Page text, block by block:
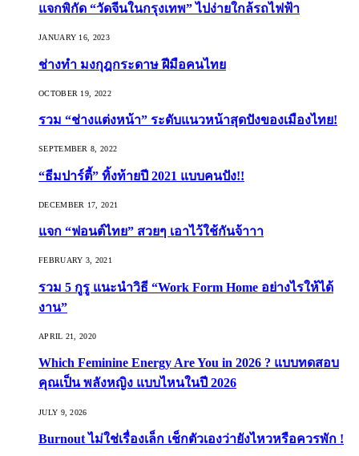
แจกพิกัด “วัดจีนในกรุงเทพ” ไปง่ายใกล้รถไฟฟ้า
JANUARY 16, 2023
ช่างทำ มงกุฎกระดาษ ฝีมือคนไทย
OCTOBER 19, 2022
รวม “ช่างแต่งหน้า” ระดับแนวหน้าสุดปังของเมืองไทย!
SEPTEMBER 8, 2022
“ธีมปาร์ตี้” ทิ้งท้ายปี 2021 แบบคนปัง!!
DECEMBER 17, 2021
แจก “ฟอนต์ไทย” สวยๆ เอาไว้ใช้กันจ้าาา
FEBRUARY 3, 2021
รวม 5 กูรู แนะนำวิธี “Work Form Home อย่างไรให้ได้
งาน”
APRIL 21, 2020
Which Feminine Energy Are You in 2026 ? แบบทดสอบ
คุณเป็น พลังหญิง แบบไหนในปี 2026
JULY 9, 2026
Burnout ไม่ใช่เรื่องเล็ก เช็กตัวเองว่ายังไหวหรือควรพัก !